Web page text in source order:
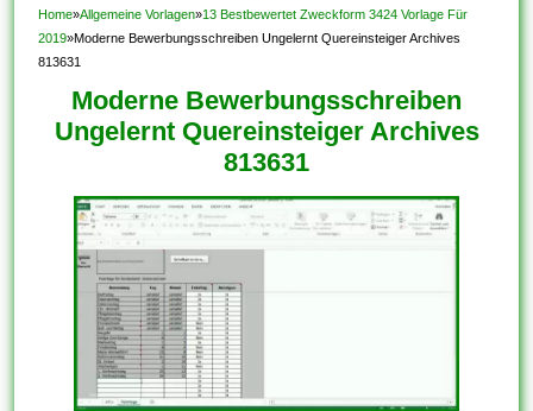
Home»Allgemeine Vorlagen»13 Bestbewertet Zweckform 3424 Vorlage Für
2019»Moderne Bewerbungsschreiben Ungelernt Quereinsteiger Archives
813631
Moderne Bewerbungsschreiben
Ungelernt Quereinsteiger Archives
813631